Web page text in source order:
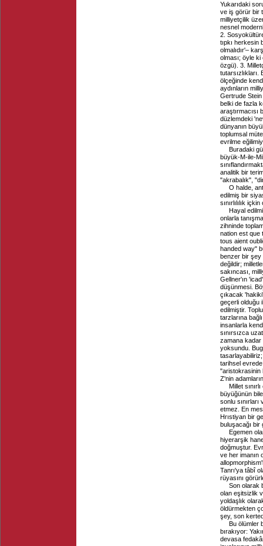
Yukarıdaki
ve iş görür bir
milliyetçilik
nesnel
2.
tıpkı herkesin
olmalıdır'–
olması; öyle ki
özgü). 3.
ölçeğinde
aydınların
Gertrude
belki de fazla
düzlemdeki
dünyanın
toplumsal
evrilme
Buradaki
büyük-M-ile-
analitik bir
"akrabalık",
O halde,
edilmiş bir
sınırlılılık
Hayal
onlarla
zihninde
nation est que
tous aient
handed way"
benzer bir şey
değildir;
sakıncası,
Gellner'ın
düşünmesi.
çıkacak
geçerli olduğu
edilmiştir.
tarzlarına
insanlarla
sınırsızca
zamana kadar
yoksundu.
tarihsel evrede
"aristokrasinin
Z'nin
Millet
büyüğünün
sonlu
etmez. En
Hrıstiyan bir
buluşacağı bir
Egemen
hiyerarşik
doğmuştur.
ve her imanın
Tanrı'ya tâbî
rüyasını
Son olarak
olan eşitsizlik
yoldaşlık
öldürmekten
şey, son
Bu ölümler
bırakıyor:
devasa